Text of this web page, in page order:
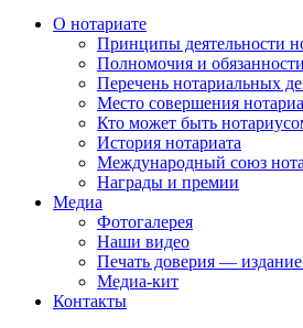
О нотариате
Принципы деятельности
Полномочия и
Перечень нотариальных
Место совершения
Кто может быть
История нотариата
Международный союз
Награды и премии
Медиа
Фотогалерея
Наши видео
Печать доверия — издание
Медиа-кит
Контакты